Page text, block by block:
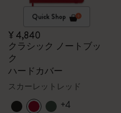
Quick Shop
¥ 4,840
クラシック ノートブッ
ク
ハードカバー
スカーレットレッド
+4